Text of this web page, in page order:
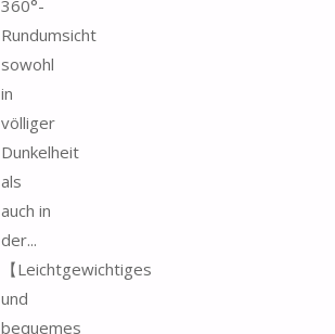
360°-
Rundumsicht
sowohl
in
völliger
Dunkelheit
als
auch in
der...
【Leichtgewichtiges
und
bequemes